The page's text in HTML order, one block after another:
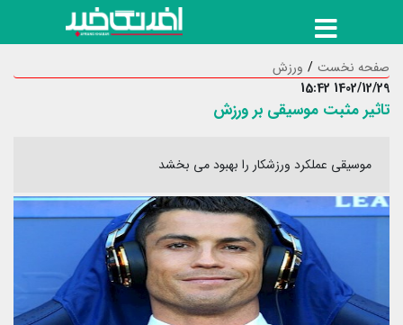
صفحه نخست
ورزش
1402/12/29 15:42
تاثیر مثبت موسیقی بر ورزش
موسیقی عملکرد ورزشکار را بهبود می بخشد